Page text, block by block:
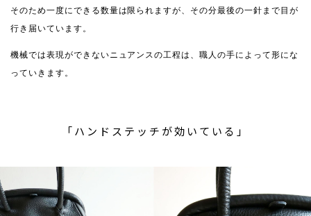
そのため一度にできる数量は限られますが、その分最後の一針まで目が
行き届いています。
機械では表現ができないニュアンスの工程は、職人の手によって形にな
っていきます。
「ハンドステッチが効いている」